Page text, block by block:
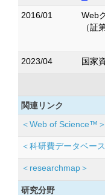
2016/01
Web
（証
2023/04 国家
関連リンク
＜Web of Science™＞
＜科研費データベー
＜researchmap＞
研究分野